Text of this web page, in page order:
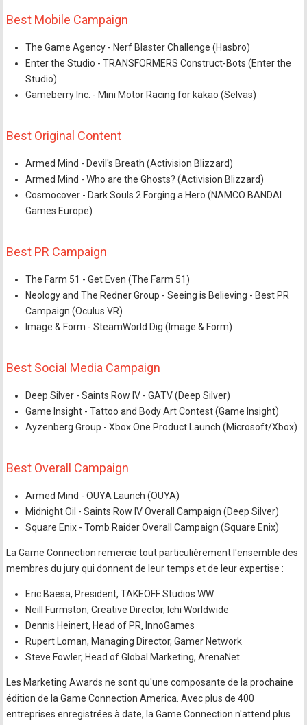
Best Mobile Campaign
The Game Agency - Nerf Blaster Challenge (Hasbro)
Enter the Studio - TRANSFORMERS Construct-Bots (Enter the
Studio)
Gameberry Inc. - Mini Motor Racing for kakao (Selvas)
Best Original Content
Armed Mind - Devil's Breath (Activision Blizzard)
Armed Mind - Who are the Ghosts? (Activision Blizzard)
Cosmocover - Dark Souls 2 Forging a Hero (NAMCO BANDAI
Games Europe)
Best PR Campaign
The Farm 51 - Get Even (The Farm 51)
Neology and The Redner Group - Seeing is Believing - Best PR
Campaign (Oculus VR)
Image & Form - SteamWorld Dig (Image & Form)
Best Social Media Campaign
Deep Silver - Saints Row IV - GATV (Deep Silver)
Game Insight - Tattoo and Body Art Contest (Game Insight)
Ayzenberg Group - Xbox One Product Launch (Microsoft/Xbox)
Best Overall Campaign
Armed Mind - OUYA Launch (OUYA)
Midnight Oil - Saints Row IV Overall Campaign (Deep Silver)
Square Enix - Tomb Raider Overall Campaign (Square Enix)
La Game Connection remercie tout particulièrement l'ensemble des
membres du jury qui donnent de leur temps et de leur expertise :
Eric Baesa, President, TAKEOFF Studios WW
Neill Furmston, Creative Director, Ichi Worldwide
Dennis Heinert, Head of PR, InnoGames
Rupert Loman, Managing Director, Gamer Network
Steve Fowler, Head of Global Marketing, ArenaNet
Les Marketing Awards ne sont qu'une composante de la prochaine
édition de la Game Connection America. Avec plus de 400
entreprises enregistrées à date, la Game Connection n'attend plus